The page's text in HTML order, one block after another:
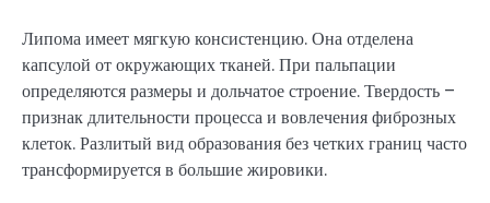
Липома имеет мягкую консистенцию. Она отделена
капсулой от окружающих тканей. При пальпации
определяются размеры и дольчатое строение. Твердость –
признак длительности процесса и вовлечения фиброзных
клеток. Разлитый вид образования без четких границ часто
трансформируется в большие жировики.